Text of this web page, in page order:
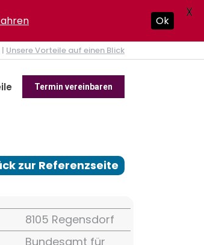
| Unsere Vorteile auf einen Blick
Termin vereinbaren
zur Referenzseite
8105 Regensdorf
Bundesamt für
Ok
X